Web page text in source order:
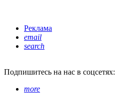
Реклама
email
search
Подпишитесь на нас в соцсетях:
more